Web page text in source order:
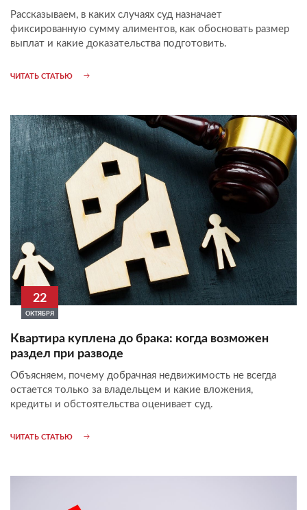
Рассказываем, в каких случаях суд назначает
фиксированную сумму алиментов, как обосновать размер
выплат и какие доказательства подготовить.
ЧИТАТЬ СТАТЬЮ
22
ОКТЯБРЯ
Квартира куплена до брака: когда возможен
раздел при разводе
Объясняем, почему добрачная недвижимость не всегда
остается только за владельцем и какие вложения,
кредиты и обстоятельства оценивает суд.
ЧИТАТЬ СТАТЬЮ